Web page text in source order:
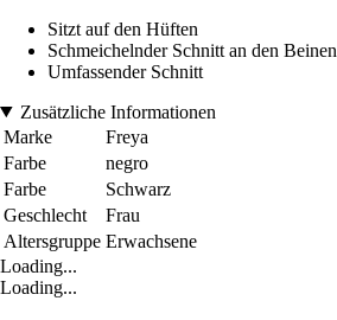
Sitzt auf den Hüften
Schmeichelnder Schnitt an den Beinen
Umfassender Schnitt
Zusätzliche Informationen
Marke
Freya
Farbe
negro
Farbe
Schwarz
Geschlecht
Frau
Altersgruppe Erwachsene
Loading...
Loading...